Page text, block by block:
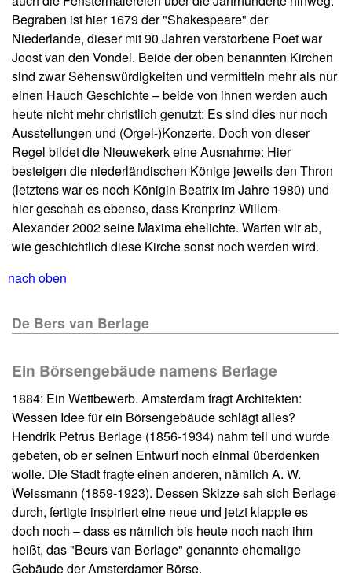
Begraben ist hier 1679 der "Shakespeare" der
Niederlande, dieser mit 90 Jahren verstorbene Poet war
Joost van den Vondel. Beide der oben benannten Kirchen
sind zwar Sehenswürdigkeiten und vermitteln mehr als nur
einen Hauch Geschichte – beide von ihnen werden auch
heute nicht mehr christlich genutzt: Es sind dies nur noch
Ausstellungen und (Orgel-)Konzerte. Doch von dieser
Regel bildet die Nieuwekerk eine Ausnahme: Hier
besteigen die niederländischen Könige jeweils den Thron
(letztens war es noch Königin Beatrix im Jahre 1980) und
hier geschah es ebenso, dass Kronprinz Willem-
Alexander 2002 seine Maxima ehelichte. Warten wir ab,
wie geschichtlich diese Kirche sonst noch werden wird.
nach oben
De Bers van Berlage
Ein Börsengebäude namens Berlage
1884: Ein Wettbewerb. Amsterdam fragt Architekten:
Wessen Idee für ein Börsengebäude schlägt alles?
Hendrik Petrus Berlage (1856-1934) nahm teil und wurde
gebeten, ob er seinen Entwurf noch einmal überdenken
wolle. Die Stadt fragte einen anderen, nämlich A. W.
Weissmann (1859-1923). Dessen Skizze sah sich Berlage
durch, fertigte inspiriert eine neue und jetzt klappte es
doch noch – dass es nämlich bis heute noch nach ihm
heißt, das "Beurs van Berlage" genannte ehemalige
Gebäude der Amsterdamer Börse.